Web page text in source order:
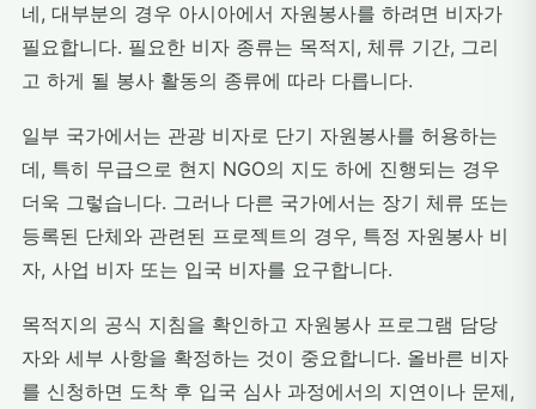
네, 대부분의 경우 아시아에서 자원봉사를 하려면 비자가
필요합니다. 필요한 비자 종류는 목적지, 체류 기간, 그리
고 하게 될 봉사 활동의 종류에 따라 다릅니다.
일부 국가에서는 관광 비자로 단기 자원봉사를 허용하는
데, 특히 무급으로 현지 NGO의 지도 하에 진행되는 경우
더욱 그렇습니다. 그러나 다른 국가에서는 장기 체류 또는
등록된 단체와 관련된 프로젝트의 경우, 특정 자원봉사 비
자, 사업 비자 또는 입국 비자를 요구합니다.
목적지의 공식 지침을 확인하고 자원봉사 프로그램 담당
자와 세부 사항을 확정하는 것이 중요합니다. 올바른 비자
를 신청하면 도착 후 입국 심사 과정에서의 지연이나 문제,